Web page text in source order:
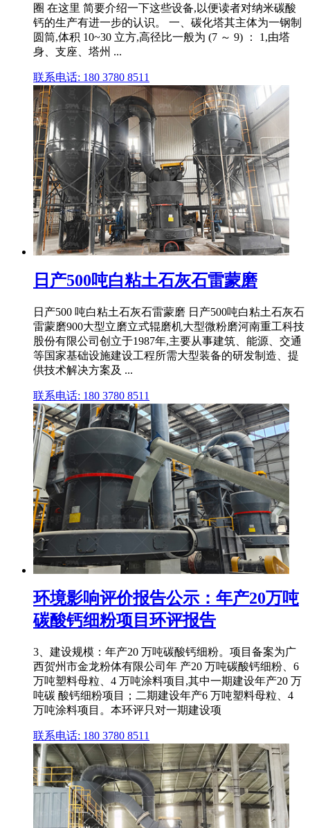
圈 在这里 简要介绍一下这些设备,以便读者对纳米碳酸
钙的生产有进一步的认识。 一、碳化塔其主体为一钢制
圆筒,体积 10~30 立方,高径比一般为 (7 ～ 9) ： 1,由塔
身、支座、塔州 ...
联系电话: 180 3780 8511
日产500吨白粘土石灰石雷蒙磨
日产500 吨白粘土石灰石雷蒙磨 日产500吨白粘土石灰石
雷蒙磨900大型立磨立式辊磨机大型微粉磨河南重工科技
股份有限公司创立于1987年,主要从事建筑、能源、交通
等国家基础设施建设工程所需大型装备的研发制造、提
供技术解决方案及 ...
联系电话: 180 3780 8511
环境影响评价报告公示：年产20万吨
碳酸钙细粉项目环评报告
3、建设规模：年产20 万吨碳酸钙细粉。项目备案为广
西贺州市金龙粉体有限公司年 产20 万吨碳酸钙细粉、6
万吨塑料母粒、4 万吨涂料项目,其中一期建设年产20 万
吨碳 酸钙细粉项目；二期建设年产6 万吨塑料母粒、4
万吨涂料项目。本环评只对一期建设项
联系电话: 180 3780 8511